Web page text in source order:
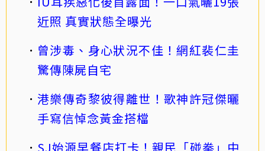
近照 真實狀態全曝光
曾涉毒、身心狀況不佳！網紅裴仁圭
驚傳陳屍自宅
港樂傳奇黎彼得離世！歌神許冠傑曬
手寫信悼念黃金搭檔
SJ始源早餐店打卡！親民「碰拳」中